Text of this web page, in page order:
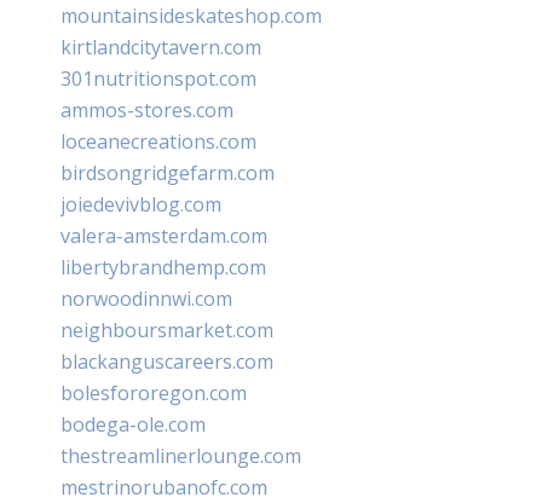
mountainsideskateshop.com
kirtlandcitytavern.com
301nutritionspot.com
ammos-stores.com
loceanecreations.com
birdsongridgefarm.com
joiedevivblog.com
valera-amsterdam.com
libertybrandhemp.com
norwoodinnwi.com
neighboursmarket.com
blackanguscareers.com
bolesfororegon.com
bodega-ole.com
thestreamlinerlounge.com
mestrinorubanofc.com